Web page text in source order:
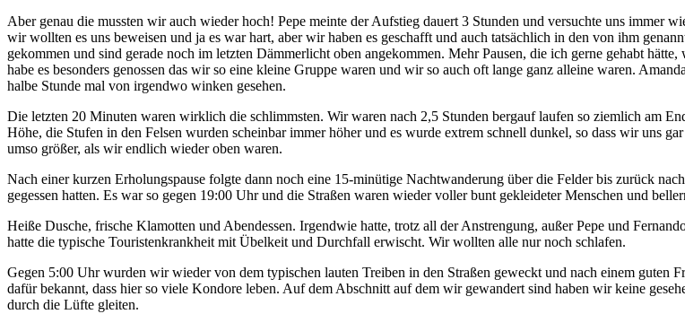
Aber genau die mussten wir auch wieder hoch! Pepe meinte der Aufstieg dauert 3 Stunden und versuchte uns immer
wir wollten es uns beweisen und ja es war hart, aber wir haben es geschafft und auch tatsächlich in den von ihm
gekommen und sind gerade noch im letzten Dämmerlicht oben angekommen. Mehr Pausen, die ich gerne gehabt
habe es besonders genossen das wir so eine kleine Gruppe waren und wir so auch oft lange ganz alleine waren.
halbe Stunde mal von irgendwo winken gesehen.
Die letzten 20 Minuten waren wirklich die schlimmsten. Wir waren nach 2,5 Stunden bergauf laufen so ziemlich am
Höhe, die Stufen in den Felsen wurden scheinbar immer höher und es wurde extrem schnell dunkel, so dass wir uns
umso größer, als wir endlich wieder oben waren.
Nach einer kurzen Erholungspause folgte dann noch eine 15-minütige Nachtwanderung über die Felder bis zurück
gegessen hatten. Es war so gegen 19:00 Uhr und die Straßen waren wieder voller bunt gekleideter Menschen und
Heiße Dusche, frische Klamotten und Abendessen. Irgendwie hatte, trotz all der Anstrengung, außer Pepe und
hatte die typische Touristenkrankheit mit Übelkeit und Durchfall erwischt. Wir wollten alle nur noch schlafen.
Gegen 5:00 Uhr wurden wir wieder von dem typischen lauten Treiben in den Straßen geweckt und nach einem guten
dafür bekannt, dass hier so viele Kondore leben. Auf dem Abschnitt auf dem wir gewandert sind haben wir keine
durch die Lüfte gleiten.